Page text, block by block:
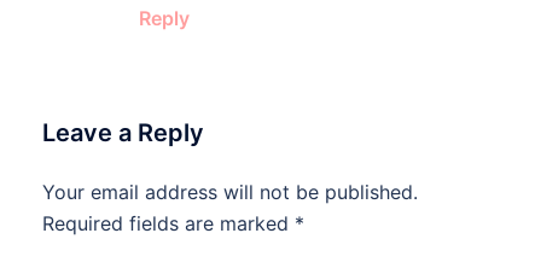
Reply
Leave a Reply
Your email address will not be published.
Required fields are marked *